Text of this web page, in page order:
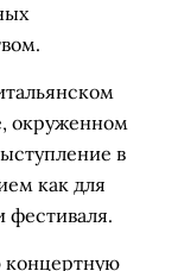
окруженном
в
как для
фестиваля.